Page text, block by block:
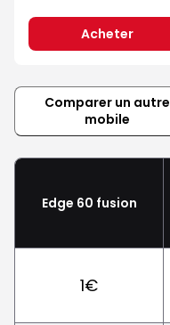
Acheter
Comparer un autre
mobile
Edge 60 fusion
1€